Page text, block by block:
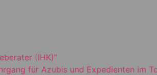
(IHK)”
für Azubis und Expedienten im